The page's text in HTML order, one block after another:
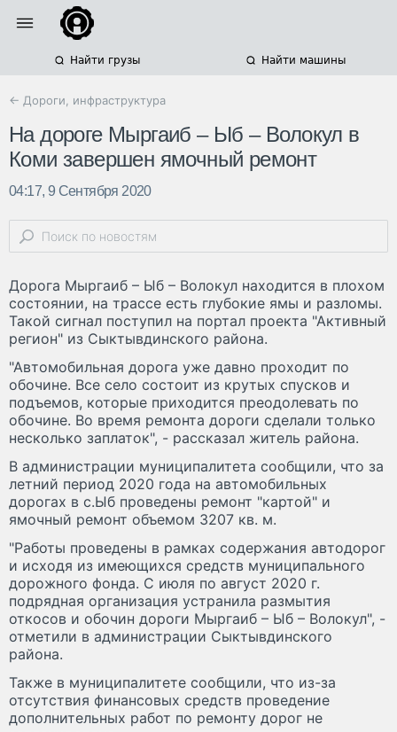
Найти грузы Найти машины
← Дороги, инфраструктура
На дороге Мыргаиб – Ыб – Волокул в
Коми завершен ямочный ремонт
04:17, 9 Сентября 2020
Дорога Мыргаиб – Ыб – Волокул находится в плохом
состоянии, на трассе есть глубокие ямы и разломы.
Такой сигнал поступил на портал проекта "Активный
регион" из Сыктывдинского района.
"Автомобильная дорога уже давно проходит по
обочине. Все село состоит из крутых спусков и
подъемов, которые приходится преодолевать по
обочине. Во время ремонта дороги сделали только
несколько заплаток", - рассказал житель района.
В администрации муниципалитета сообщили, что за
летний период 2020 года на автомобильных
дорогах в с.Ыб проведены ремонт "картой" и
ямочный ремонт объемом 3207 кв. м.
"Работы проведены в рамках содержания автодорог
и исходя из имеющихся средств муниципального
дорожного фонда. С июля по август 2020 г.
подрядная организация устранила размытия
откосов и обочин дороги Мыргаиб – Ыб – Волокул", -
отметили в администрации Сыктывдинского
района.
Также в муниципалитете сообщили, что из-за
отсутствия финансовых средств проведение
дополнительных работ по ремонту дорог не